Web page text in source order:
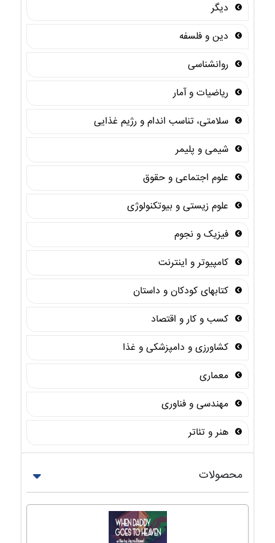
دیگر
دین و فلسفه
روانشناسی
ریاضیات و آمار
سلامتی، تناسب اندام و رژیم غذایی
شیمی و پلیمر
علوم اجتماعی و حقوق
علوم زیستی و بیوتکنولوژی
فیزیک و نجوم
کامپیوتر و اینترنت
کتابهای کودکان و داستان
کسب و کار و اقتصاد
کشاورزی و دامپزشکی و غذا
معماری
مهندسی و فناوری
هنر و تئاتر
محصولات